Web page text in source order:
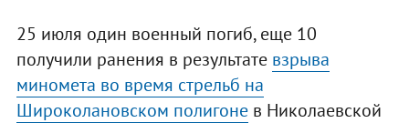
25 июля один военный погиб, еще 10
получили ранения в результате взрыва
миномета во время стрельб на
Широколановском полигонев Николаевской